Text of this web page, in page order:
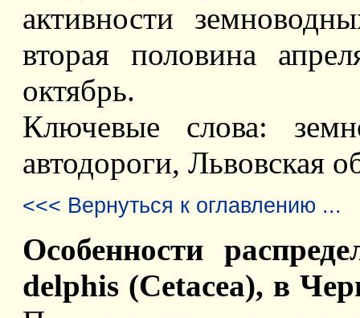
активности
вторая половина
октябрь.
Ключевые слова:
автодороги, Львовская
<<< Вернуться к оглавлению ...
Особенности
delphis (Cetacea), в